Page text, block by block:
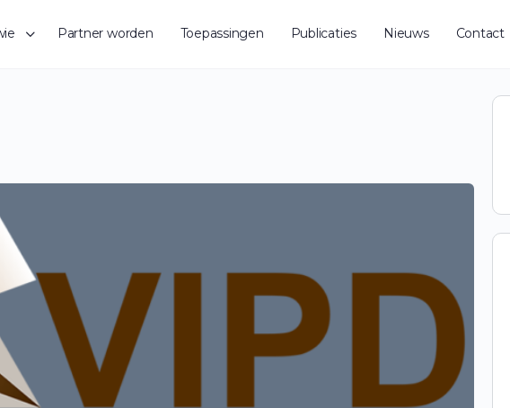
Partner worden Toepassingen Publicaties Nieuws Contact